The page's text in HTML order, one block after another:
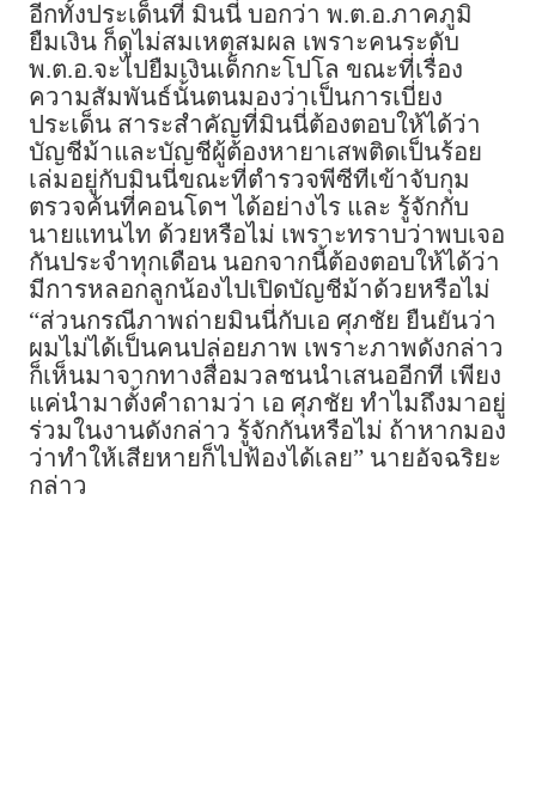
อีกทั้งประเด็นที่ มินนี่ บอกว่า พ.ต.อ.ภาคภูมิ
ยืมเงิน ก็ดูไม่สมเหตุสมผล เพราะคนระดับ
พ.ต.อ.จะไปยืมเงินเด็กกะโปโล ขณะที่เรื่อง
ความสัมพันธ์นั้นตนมองว่าเป็นการเบี่ยง
ประเด็น สาระสำคัญที่มินนี่ต้องตอบให้ได้ว่า
บัญชีม้าและบัญชีผู้ต้องหายาเสพติดเป็นร้อย
เล่มอยู่กับมินนี่ขณะที่ตำรวจพีซีทีเข้าจับกุม
ตรวจค้นที่คอนโดฯ ได้อย่างไร และ รู้จักกับ
นายแทนไท ด้วยหรือไม่ เพราะทราบว่าพบเจอ
กันประจำทุกเดือน นอกจากนี้ต้องตอบให้ได้ว่า
มีการหลอกลูกน้องไปเปิดบัญชีม้าด้วยหรือไม่
“ส่วนกรณีภาพถ่ายมินนี่กับเอ ศุภชัย ยืนยันว่า
ผมไม่ได้เป็นคนปล่อยภาพ เพราะภาพดังกล่าว
ก็เห็นมาจากทางสื่อมวลชนนำเสนออีกที เพียง
แค่นำมาตั้งคำถามว่า เอ ศุภชัย ทำไมถึงมาอยู่
ร่วมในงานดังกล่าว รู้จักกันหรือไม่ ถ้าหากมอง
ว่าทำให้เสียหายก็ไปฟ้องได้เลย” นายอัจฉริยะ
กล่าว